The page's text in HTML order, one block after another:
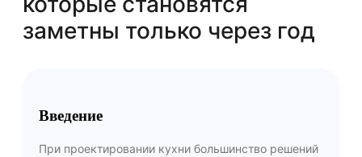
заметны только через год
Введение
При проектировании кухни большинство решений